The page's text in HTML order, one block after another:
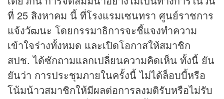
ที่ 25 สิงหาคม นี้ ที่โรงแรมเซนทรา ศูนย์ราชการ
แจ้งวัฒนะ โดยกรรมาธิการจะชี้แจงทำความ
เข้าใจร่างทั้งหมด และเปิดโอกาสให้สมาชิก
สปช. ได้ซักถามแลกเปลี่ยนความคิดเห็น ทั้งนี้ ยัน
ยันว่า การประชุมภายในครั้งนี้ ไม่ได้ล็อบบี้หรือ
โน้มน้าวสมาชิกให้มีผลต่อการลงมติรับหรือไม่รับ